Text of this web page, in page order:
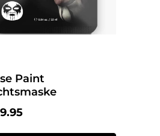
Paint
Preis: